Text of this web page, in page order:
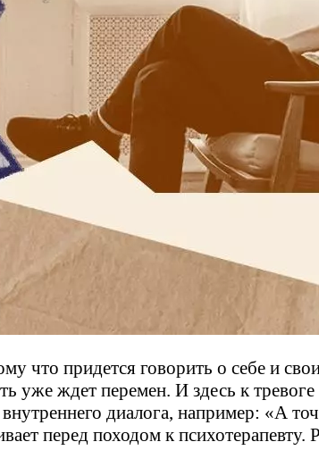
что придется говорить о себе и
уже ждет перемен. И здесь к
диалога, например: «А
перед походом к